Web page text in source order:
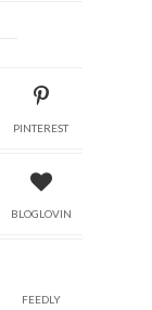
PINTEREST
BLOGLOVIN
FEEDLY